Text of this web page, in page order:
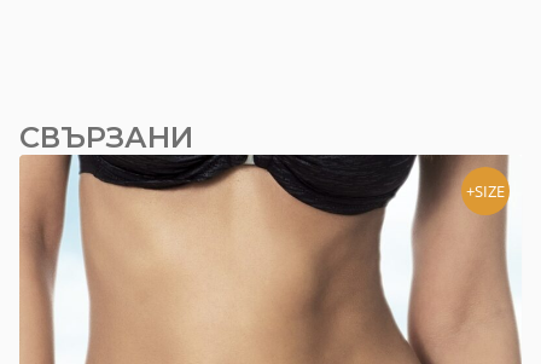
СВЪРЗАНИ
+SIZE